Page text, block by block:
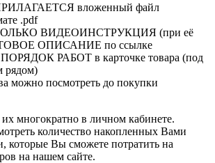
вложенный файл
.pdf
ВИДЕОИНСТРУКЦИЯ (при её
ОПИСАНИЕ по ссылке
РАБОТ в карточке товара (под
рядом)
можно посмотреть до покупки
многократно в личном кабинете.
количество накопленных Вами
которые Вы сможете потратить на
на нашем сайте.